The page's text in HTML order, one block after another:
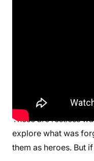
These are restless
explore what was
them as heroes. But